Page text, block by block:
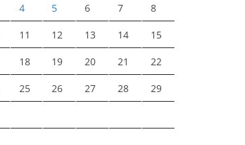
4 5 6 7 8
11 12 13 14 15
18 19 20 21 22
25 26 27 28 29